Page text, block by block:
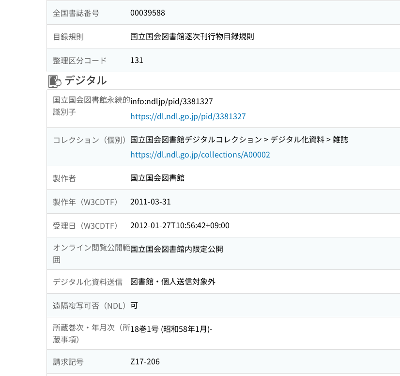
全国書誌番号 00039588
目録規則 国立国会図書館逐次刊行物目録規則
整理区分コード 131
デジタル
国立国会図書館永続的
識別子
info:ndljp/pid/3381327
https://dl.ndl.go.jp/pid/3381327
コレクション（個別） 国立国会図書館デジタルコレクション > デジタル化資料 > 雑誌
https://dl.ndl.go.jp/collections/A00002
製作者 国立国会図書館
製作年（W3CDTF） 2011-03-31
受理日（W3CDTF）
2012-01-27T10:56:42+09:00
オンライン閲覧公開範
囲
国立国会図書館内限定公開
デジタル化資料送信 図書館・個人送信対象外
遠隔複写可否（NDL） 可
所蔵巻次・年月次（所
蔵事項）
18巻1号 (昭和58年1月)-
請求記号 Z17-206